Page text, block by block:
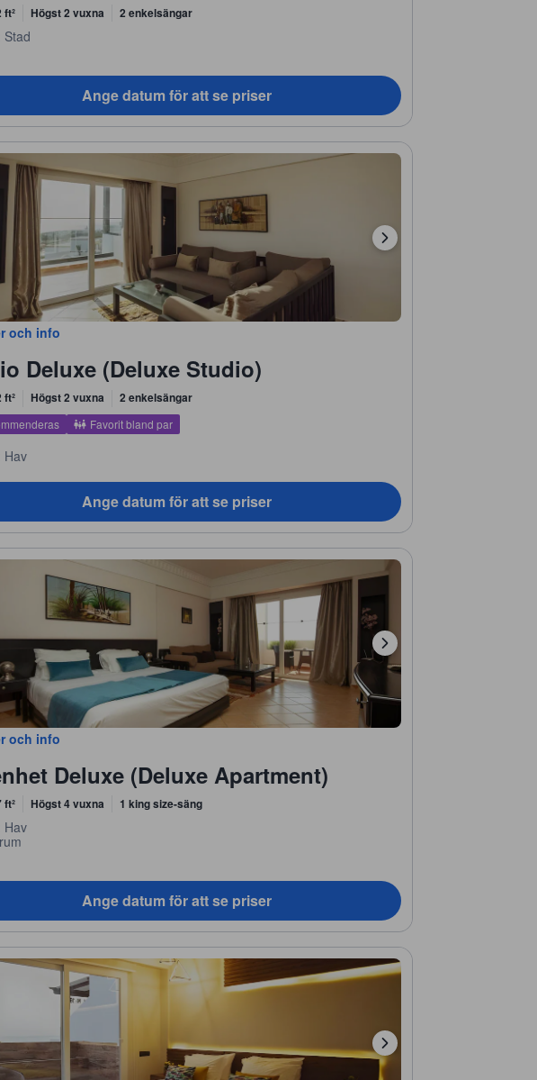
ft² Högst 2 vuxna 2 enkelsängar
Stad
Ange datum för att se priser
och info
Deluxe (Deluxe Studio)
ft² Högst 2 vuxna 2 enkelsängar
Favorit bland par
Hav
Ange datum för att se priser
och info
Deluxe (Deluxe Apartment)
ft² Högst 4 vuxna 1 king size-säng
Hav
Ange datum för att se priser